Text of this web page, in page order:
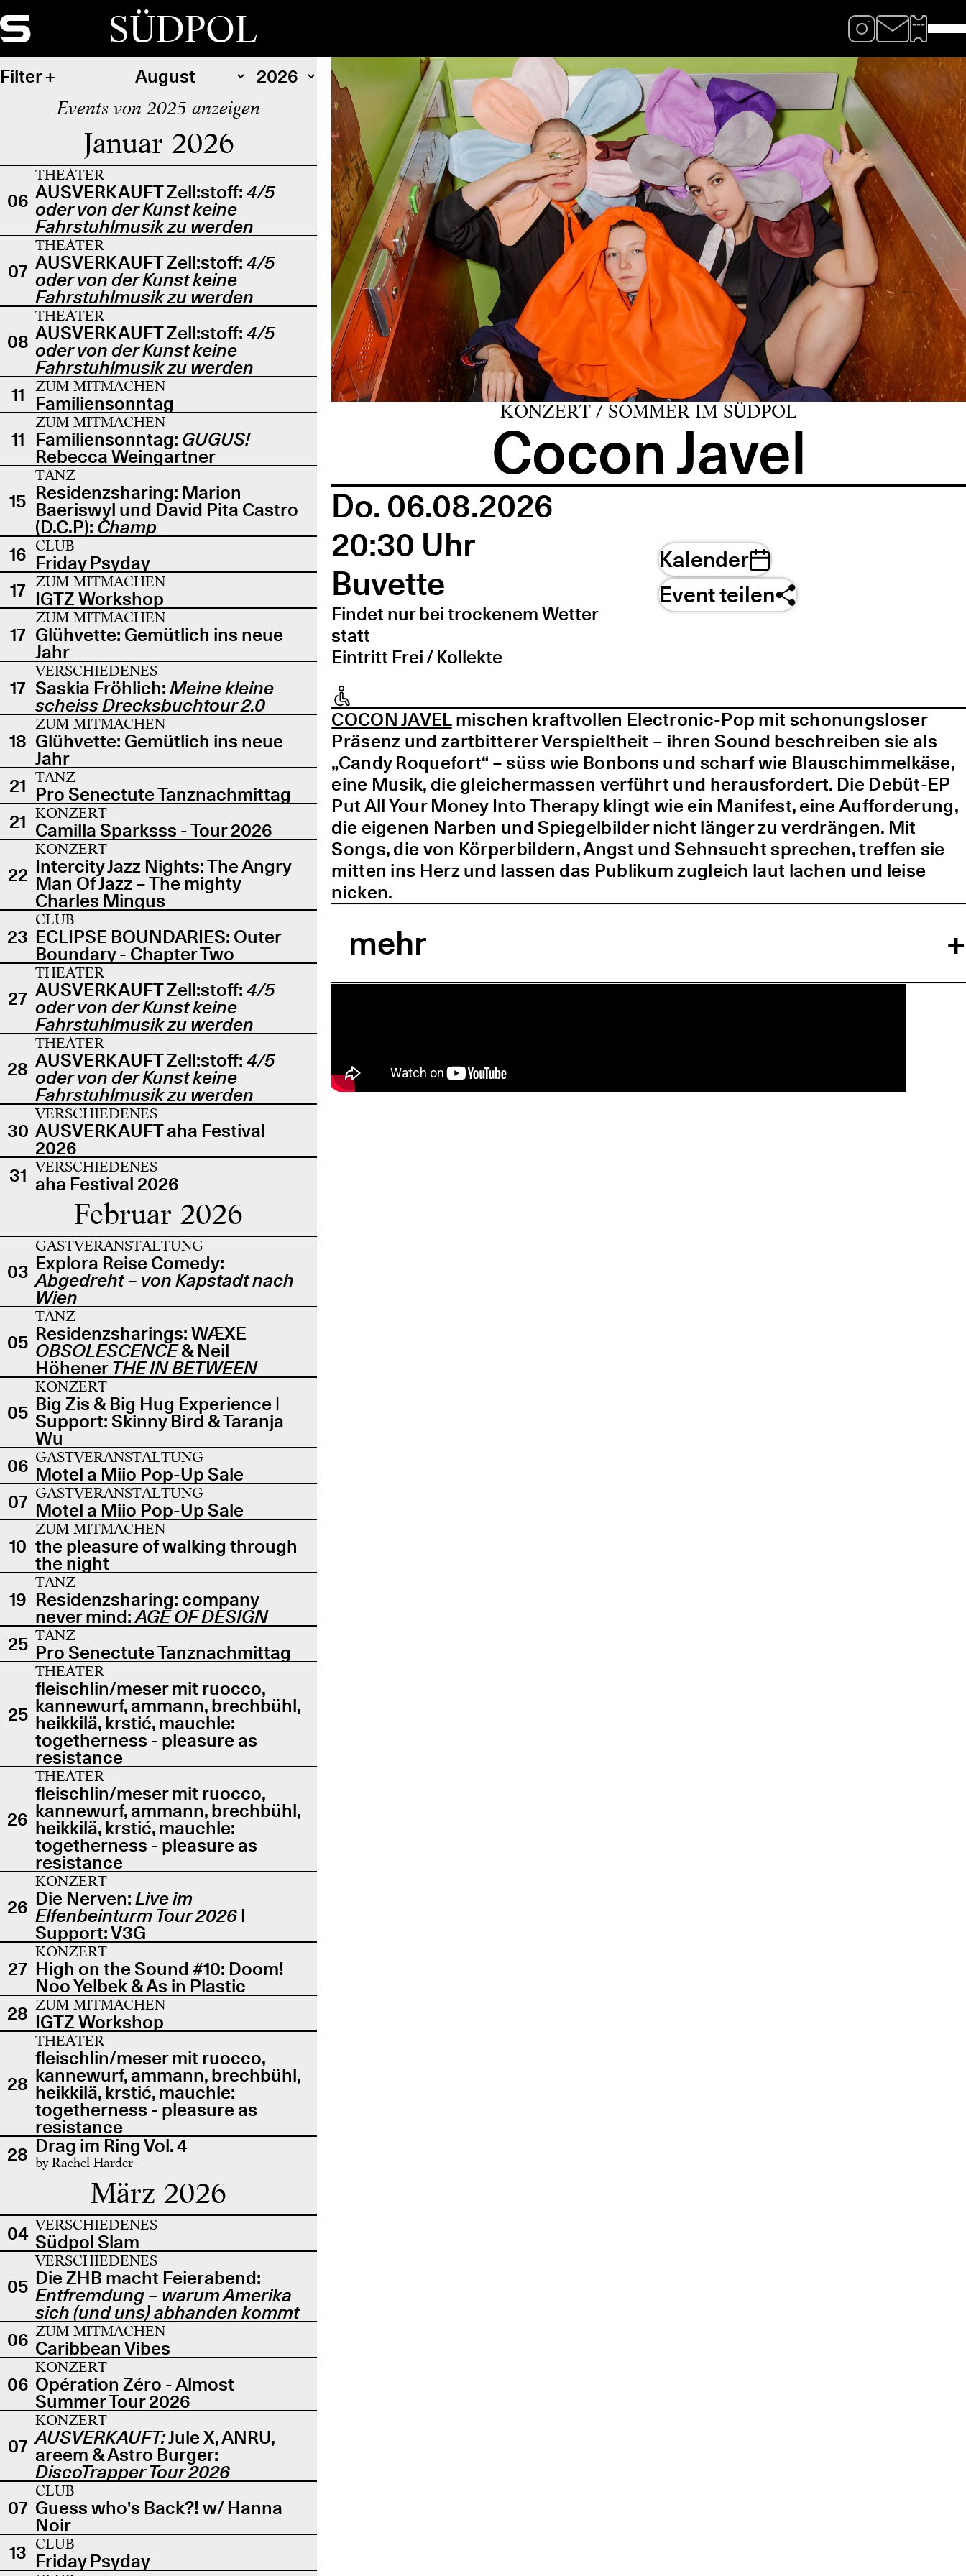
SÜDPOL
Filter
Events von 2025 anzeigen
Januar 2026
06
THEATER
AUSVERKAUFT Zell:stoff: 4/5
oder von der Kunst keine
Fahrstuhlmusik zu werden
07
THEATER
AUSVERKAUFT Zell:stoff: 4/5
oder von der Kunst keine
Fahrstuhlmusik zu werden
08
THEATER
AUSVERKAUFT Zell:stoff: 4/5
oder von der Kunst keine
Fahrstuhlmusik zu werden
11
ZUM MITMACHEN
Familiensonntag
11
ZUM MITMACHEN
Familiensonntag: GUGUS!
Rebecca Weingartner
15
TANZ
Residenzsharing: Marion
Baeriswyl und David Pita Castro
(D.C.P): Champ
16 CLUB
Friday Psyday
17 ZUM MITMACHEN
IGTZ Workshop
17
ZUM MITMACHEN
Glühvette: Gemütlich ins neue
Jahr
17
VERSCHIEDENES
Saskia Fröhlich: Meine kleine
scheiss Drecksbuchtour 2.0
18
ZUM MITMACHEN
Glühvette: Gemütlich ins neue
Jahr
21 TANZ
Pro Senectute Tanznachmittag
21 KONZERT
Camilla Sparksss - Tour 2026
22
KONZERT
Intercity Jazz Nights: The Angry
Man Of Jazz – The mighty
Charles Mingus
23
CLUB
ECLIPSE BOUNDARIES: Outer
Boundary - Chapter Two
27
THEATER
AUSVERKAUFT Zell:stoff: 4/5
oder von der Kunst keine
Fahrstuhlmusik zu werden
28
THEATER
AUSVERKAUFT Zell:stoff: 4/5
oder von der Kunst keine
Fahrstuhlmusik zu werden
30
VERSCHIEDENES
AUSVERKAUFT aha Festival
2026
31 VERSCHIEDENES
aha Festival 2026
Februar 2026
03
GASTVERANSTALTUNG
Explora Reise Comedy:
Abgedreht – von Kapstadt nach
Wien
05
TANZ
Residenzsharings: WÆXE
OBSOLESCENCE& Neil
Höhener THE IN BETWEEN
05
KONZERT
Big Zis & Big Hug Experience |
Support: Skinny Bird & Taranja
Wu
06 GASTVERANSTALTUNG
Motel a Miio Pop-Up Sale
07 GASTVERANSTALTUNG
Motel a Miio Pop-Up Sale
10
ZUM MITMACHEN
the pleasure of walking through
the night
19
TANZ
Residenzsharing: company
never mind:AGE OF DESIGN
25 TANZ
Pro Senectute Tanznachmittag
25
THEATER
fleischlin/meser mit ruocco,
kannewurf, ammann, brechbühl,
heikkilä, krstić, mauchle:
togetherness - pleasure as
resistance
26
THEATER
fleischlin/meser mit ruocco,
kannewurf, ammann, brechbühl,
heikkilä, krstić, mauchle:
togetherness - pleasure as
resistance
26
KONZERT
Die Nerven:Live im
Elfenbeinturm Tour 2026 |
Support: V3G
27
KONZERT
High on the Sound #10: Doom!
Noo Yelbek & As in Plastic
28 ZUM MITMACHEN
IGTZ Workshop
28
THEATER
fleischlin/meser mit ruocco,
kannewurf, ammann, brechbühl,
heikkilä, krstić, mauchle:
togetherness - pleasure as
resistance
28 Drag im Ring Vol. 4
by Rachel Harder
März 2026
04 VERSCHIEDENES
Südpol Slam
05
VERSCHIEDENES
Die ZHB macht Feierabend:
Entfremdung – warum Amerika
sich (und uns) abhanden kommt
06 ZUM MITMACHEN
Caribbean Vibes
06
KONZERT
Opération Zéro - Almost
Summer Tour 2026
07
KONZERT
AUSVERKAUFT:Jule X, ANRU,
areem & Astro Burger:
DiscoTrapper Tour 2026
07
CLUB
Guess who's Back?! w/ Hanna
Noir
13 CLUB
Friday Psyday
KONZERT / SOMMER IM SÜDPOL
Cocon Javel
Do. 06.08.2026
20:30 Uhr
Buvette
Findet nur bei trockenem Wetter
statt
Eintritt Frei / Kollekte
Kalender
Event teilen
COCON JAVELmischen kraftvollen Electronic-Pop mit schonungsloser
Präsenz und zartbitterer Verspieltheit – ihren Sound beschreiben sie als
„Candy Roquefort“ – süss wie Bonbons und scharf wie Blauschimmelkäse,
eine Musik, die gleichermassen verführt und herausfordert. Die Debüt-EP
Put All Your Money Into Therapy klingt wie ein Manifest, eine Aufforderung,
die eigenen Narben und Spiegelbilder nicht länger zu verdrängen. Mit
Songs, die von Körperbildern, Angst und Sehnsucht sprechen, treffen sie
mitten ins Herz und lassen das Publikum zugleich laut lachen und leise
nicken.
mehr